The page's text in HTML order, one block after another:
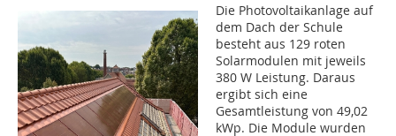
Die Photovoltaikanlage auf
dem Dach der Schule
besteht aus 129 roten
Solarmodulen mit jeweils
380 W Leistung. Daraus
ergibt sich eine
Gesamtleistung von 49,02
kWp. Die Module wurden